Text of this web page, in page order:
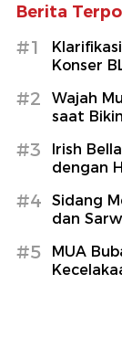
Berita
#1
Konser
#2
Wajah
saat
#3
Irish
dengan
#4
Sidang
dan
#5
MUA